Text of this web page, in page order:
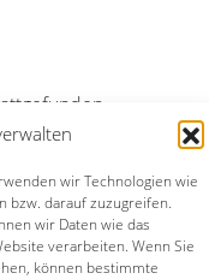
wir Technologien wie
bzw. darauf zuzugreifen.
wir Daten wie das
verarbeiten. Wenn Sie
können bestimmte
alle
Suche